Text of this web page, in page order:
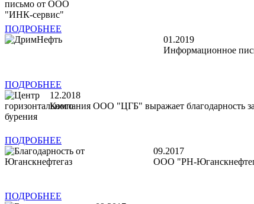
ПОДРОБНЕЕ
01.2019
Информационное
ПОДРОБНЕЕ
12.2018
Компания ООО "ЦГБ" выражает благодарность
ПОДРОБНЕЕ
09.2017
ООО "РН-
ПОДРОБНЕЕ